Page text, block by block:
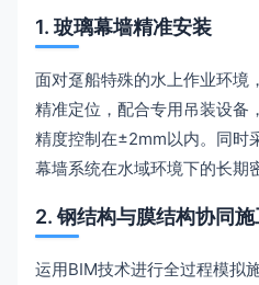
1. 玻璃幕墙精准安装
面对趸船特殊的水上作业环境
精准定位，配合专用吊装设备
精度控制在±2mm以内。同时
幕墙系统在水域环境下的长期
2. 钢结构与膜结构协同施
运用BIM技术进行全过程模拟